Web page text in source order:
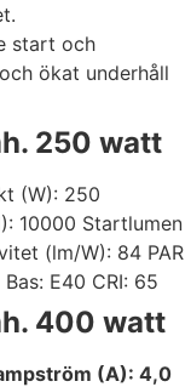
start och
ökat underhåll
250 watt
(W): 250
10000 Startlumen
(lm/W): 84 PAR
E40 CRI: 65
400 watt
(A): 4,0